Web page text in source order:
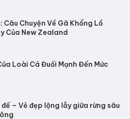
Câu Chuyện Về Gã Khổng Lồ
Của New Zealand
Loài Cá Đuối Mạnh Đến Mức
– Vẻ đẹp lộng lẫy giữa rừng sâu